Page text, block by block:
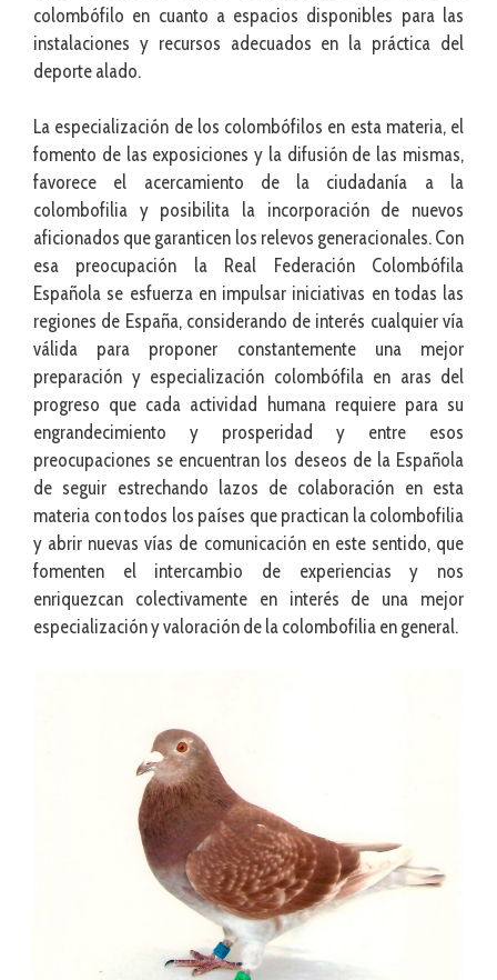
colombófilo en cuanto a espacios disponibles para las
instalaciones y recursos adecuados en la práctica del
deporte alado.
La especialización de los colombófilos en esta materia, el
fomento de las exposiciones y la difusión de las mismas,
favorece el acercamiento de la ciudadanía a la
colombofilia y posibilita la incorporación de nuevos
aficionados que garanticen los relevos generacionales. Con
esa preocupación la Real Federación Colombófila
Española se esfuerza en impulsar iniciativas en todas las
regiones de España, considerando de interés cualquier vía
válida para proponer constantemente una mejor
preparación y especialización colombófila en aras del
progreso que cada actividad humana requiere para su
engrandecimiento y prosperidad y entre esos
preocupaciones se encuentran los deseos de la Española
de seguir estrechando lazos de colaboración en esta
materia con todos los países que practican la colombofilia
y abrir nuevas vías de comunicación en este sentido, que
fomenten el intercambio de experiencias y nos
enriquezcan colectivamente en interés de una mejor
especialización y valoración de la colombofilia en general.